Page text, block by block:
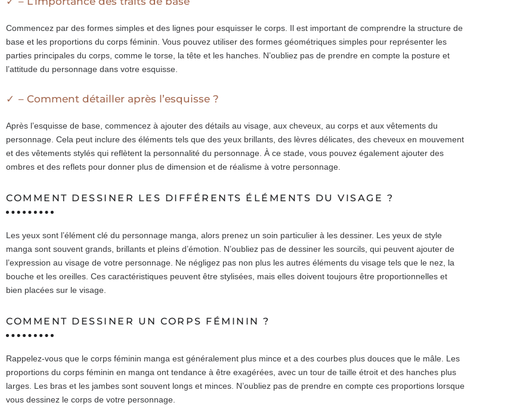
Commencez par des formes simples et des lignes pour esquisser le corps. Il est important de comprendre la structure de
base et les proportions du corps féminin. Vous pouvez utiliser des formes géométriques simples pour représenter les
parties principales du corps, comme le torse, la tête et les hanches. N’oubliez pas de prendre en compte la posture et
l’attitude du personnage dans votre esquisse.
– Comment détailler après l’esquisse ?
Après l’esquisse de base, commencez à ajouter des détails au visage, aux cheveux, au corps et aux vêtements du
personnage. Cela peut inclure des éléments tels que des yeux brillants, des lèvres délicates, des cheveux en mouvement
et des vêtements stylés qui reflètent la personnalité du personnage. À ce stade, vous pouvez également ajouter des
ombres et des reflets pour donner plus de dimension et de réalisme à votre personnage.
COMMENT DESSINER LES DIFFÉRENTS ÉLÉMENTS DU VISAGE ?
Les yeux sont l’élément clé du personnage manga, alors prenez un soin particulier à les dessiner. Les yeux de style
manga sont souvent grands, brillants et pleins d’émotion. N’oubliez pas de dessiner les sourcils, qui peuvent ajouter de
l’expression au visage de votre personnage. Ne négligez pas non plus les autres éléments du visage tels que le nez, la
bouche et les oreilles. Ces caractéristiques peuvent être stylisées, mais elles doivent toujours être proportionnelles et
bien placées sur le visage.
COMMENT DESSINER UN CORPS FÉMININ ?
Rappelez-vous que le corps féminin manga est généralement plus mince et a des courbes plus douces que le mâle. Les
proportions du corps féminin en manga ont tendance à être exagérées, avec un tour de taille étroit et des hanches plus
larges. Les bras et les jambes sont souvent longs et minces. N’oubliez pas de prendre en compte ces proportions lorsque
vous dessinez le corps de votre personnage.